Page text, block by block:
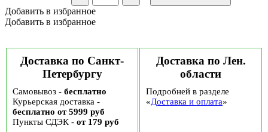
набор
«Микс,
с
850
гр
Добавить в избранное
Добавить в избранное
Доставка по Санкт-
Петербургу
Самовывоз - бесплатно
Курьерская доставка -
бесплатно от 5999 руб
Пункты СДЭК - от 179 руб
Доставка по Лен.
области
Подробней в разделе
«Доставка и оплата»